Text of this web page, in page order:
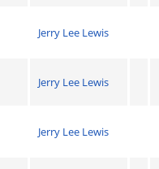
Jerry Lee Lewis
Jerry Lee Lewis
Jerry Lee Lewis